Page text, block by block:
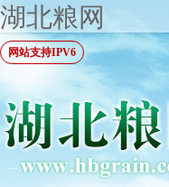
湖北粮网
网站支持IPV6